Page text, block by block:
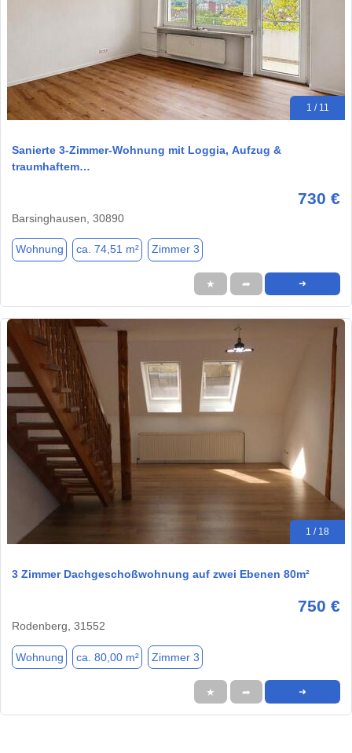
1 / 11
Sanierte 3-Zimmer-Wohnung mit Loggia, Aufzug &
traumhaftem…
730 €
Barsinghausen, 30890
Wohnung ca. 74,51 m² Zimmer 3
★ ➦ ➜
1 / 18
3 Zimmer Dachgeschoßwohnung auf zwei Ebenen 80m²
750 €
Rodenberg, 31552
Wohnung ca. 80,00 m² Zimmer 3
★ ➦ ➜